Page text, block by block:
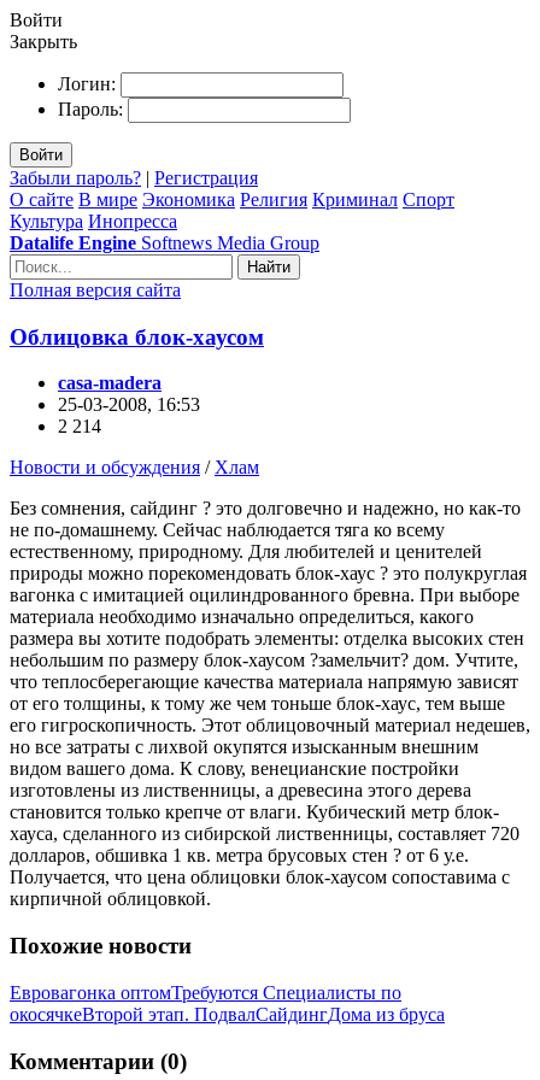
Войти
Закрыть
Логин:
Пароль:
Войти
Забыли пароль? | Регистрация
О сайте В мире Экономика Религия Криминал Спорт
Культура Инопресса
Datalife Engine Softnews Media Group
Найти
Полная версия сайта
Облицовка блок-хаусом
casa-madera
25-03-2008, 16:53
2 214
Новости и обсуждения /Хлам
Без сомнения, сайдинг ? это долговечно и надежно, но как-то
не по-домашнему. Сейчас наблюдается тяга ко всему
естественному, природному. Для любителей и ценителей
природы можно порекомендовать блок-хаус ? это полукруглая
вагонка с имитацией оцилиндрованного бревна. При выборе
материала необходимо изначально определиться, какого
размера вы хотите подобрать элементы: отделка высоких стен
небольшим по размеру блок-хаусом ?замельчит? дом. Учтите,
что теплосберегающие качества материала напрямую зависят
от его толщины, к тому же чем тоньше блок-хаус, тем выше
его гигроскопичность. Этот облицовочный материал недешев,
но все затраты с лихвой окупятся изысканным внешним
видом вашего дома. К слову, венецианские постройки
изготовлены из лиственницы, а древесина этого дерева
становится только крепче от влаги. Кубический метр блок-
хауса, сделанного из сибирской лиственницы, составляет 720
долларов, обшивка 1 кв. метра брусовых стен ? от 6 у.е.
Получается, что цена облицовки блок-хаусом сопоставима с
кирпичной облицовкой.
Похожие новости
Евровагонка оптомТребуются Специалисты по
окосячкеВторой этап. ПодвалСайдингДома из бруса
Комментарии (0)